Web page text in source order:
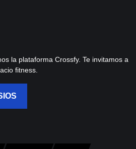
la plataforma Crossfy. Te invitamos a
fitness.